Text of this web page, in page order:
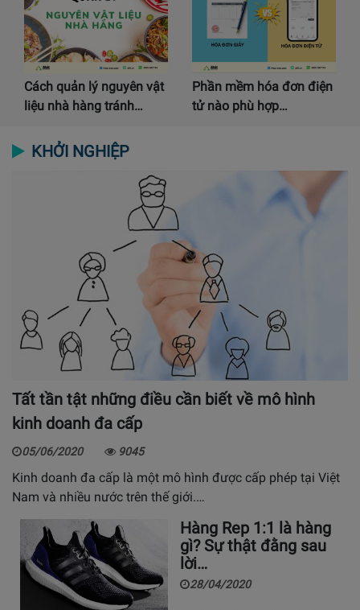
Cách quản lý nguyên vật
liệu nhà hàng tránh…
Phần mềm hóa đơn điện
tử nào phù hợp…
KHỞI NGHIỆP
Tất tần tật những điều cần biết về mô hình
kinh doanh đa cấp
05/06/2020 9045
Kinh doanh đa cấp là một mô hình được cấp phép tại Việt
Nam và nhiều nước trên thế giới.…
Hàng Rep 1:1 là hàng
gì? Sự thật đằng sau
lời…
28/04/2020